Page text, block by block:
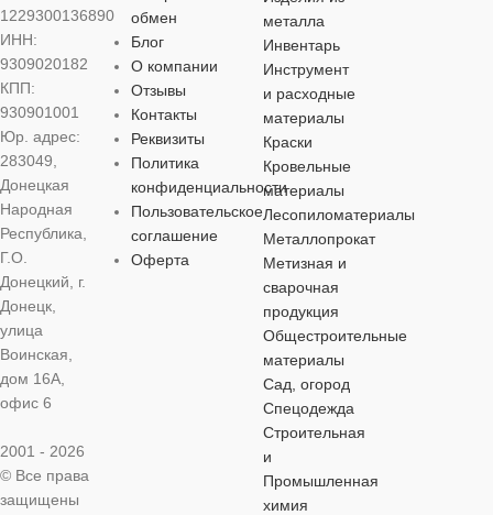
PPr
СОЕДИНЕНИЕ
внутренняя резьба,
пайка
ОБЛАСТЬ
ПРИМЕНЕНИЯ
горячее
водоснабжение
холодное
водоснабжение
МАТЕРИАЛ
СОЕДИНЕНИЕ
внутренняя резьба,
пайка
серый
МАТЕРИАЛ
СОЕДИНЕНИЕ
внутренняя резьба
пайка
ОБЛАСТЬ
ПРИМЕНЕНИЯ
горячее
водоснабжение
пайка
1229300136890
ИНН:
9309020182
КПП:
930901001
Юр. адрес:
283049,
Донецкая
Народная
Республика,
Г.О.
Донецкий, г.
Донецк,
улица
Воинская,
дом 16А,
офис 6
2001 - 2026
© Все права
защищены
обмен
Блог
О компании
Отзывы
Контакты
Реквизиты
Политика
конфиденциальности
Пользовательское
соглашение
Оферта
металла
Инвентарь
Инструмент
и расходные
материалы
Краски
Кровельные
материалы
Лесопиломатериалы
Металлопрокат
Метизная и
сварочная
продукция
Общестроительные
материалы
Сад, огород
Спецодежда
Строительная
и
Промышленная
химия